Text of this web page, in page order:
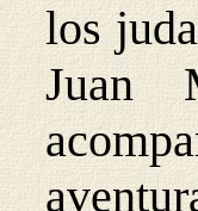
los
Juan